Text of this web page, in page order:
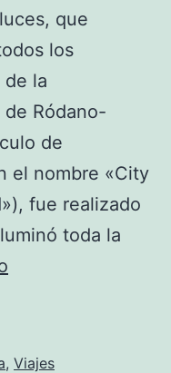
que
los
la
Ródano-
de
el nombre «City
fue realizado
toda la
de
, Viajes